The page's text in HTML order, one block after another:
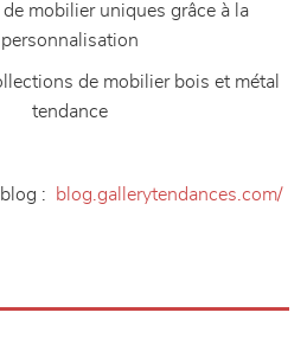
mobilier uniques grâce à la
personnalisation
de mobilier bois et métal
tendance
: blog.gallerytendances.com/